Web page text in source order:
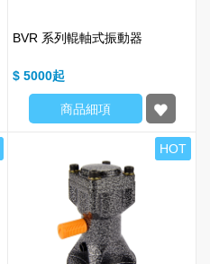
BVR 系列輥軸式振動器
$ 5000
商品細項
HOT